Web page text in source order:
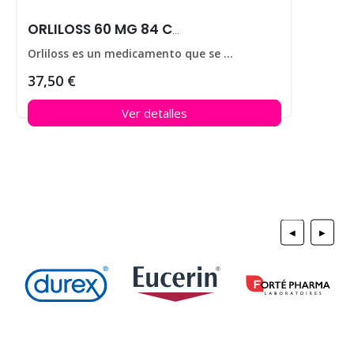
ORLILOSS 60 MG 84 CAPS
Orliloss es un medicamento que se utiliza para ayudar a perder peso en personas que padecen obesidad.
37,50 €
Ver detalles
◀ ▶